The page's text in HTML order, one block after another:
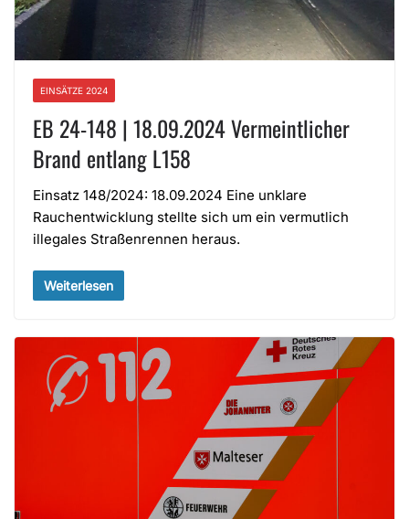
EINSÄTZE 2024
EB 24-148 | 18.09.2024 Vermeintlicher
Brand entlang L158
Einsatz 148/2024: 18.09.2024 Eine unklare
Rauchentwicklung stellte sich um ein vermutlich
illegales Straßenrennen heraus.
Weiterlesen